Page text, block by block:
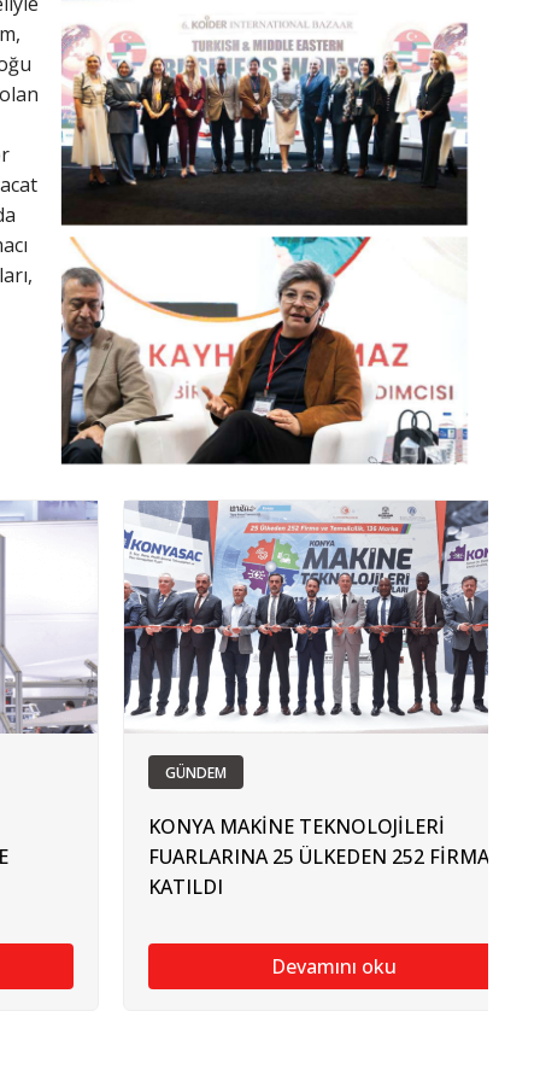
GÜNDEM
KONYA MAKİNE TEKNOLOJİLERİ
FUARLARINA 25 ÜLKEDEN 252 FİRMA
KATILDI
Devamını oku